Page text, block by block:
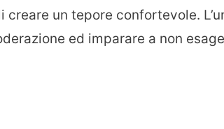
creare un tepore confortevole.
ed imparare a non